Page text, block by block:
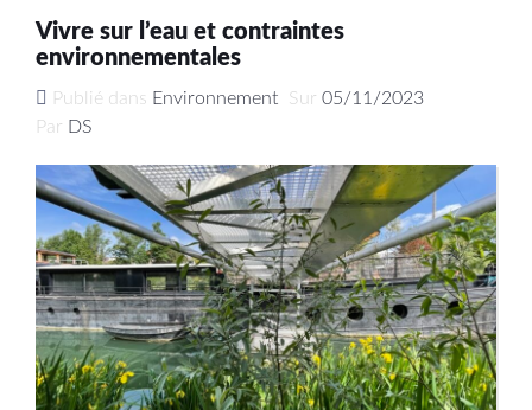
Vivre sur l’eau et contraintes
environnementales
Publié dans Environnement Sur 05/11/2023
Par DS